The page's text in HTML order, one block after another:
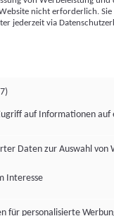
usw.) auf
werden, um es
oder einer Webseite
der hier aufgeführten
nicht erforderlich.
jederzeit via
auf Informationen auf
Daten zur Auswahl von
Interesse
für personalisierte